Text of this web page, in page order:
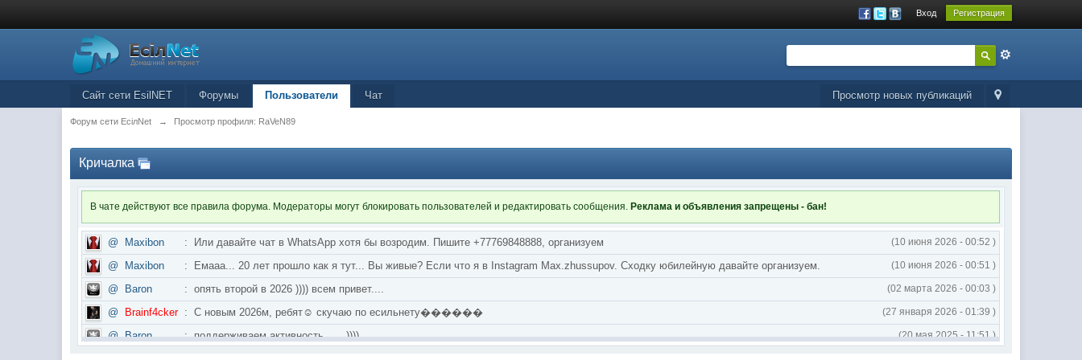
Вход Регистрация
Просмотр новых публикаций
Сайт сети EsilNET Форумы Пользователи Чат
Форум сети EciлNet → Просмотр профиля: RaVeN89
Кричалка
В чате действуют все правила форума. Модераторы могут блокировать пользователей и редактировать сообщения.Реклама и объявлениязапрещены - бан!
@ Maxibon : (10 июня 2026 - 00:52 )
Или давайте чат в WhatsApp хотя бы возродим. Пишите +77769848888, организуем
@
Maxibon : (10 июня 2026 - 00:51 )
Емааа... 20 лет прошло как я тут... Вы живые? Если что я в Instagram Max.zhussupov. Сходку юбилейную давайте организуем.
@
Baron : (02 марта 2026 - 00:03 )
опять второй в 2026 )))) всем привет....
@
Brainf4cker : (27 января 2026 - 01:39 )
С новым 2026м, ребят☺️ скучаю по есильнету������
@
Baron : (20 мая 2025 - 11:51 )
поддерживаем активность ..... ))))